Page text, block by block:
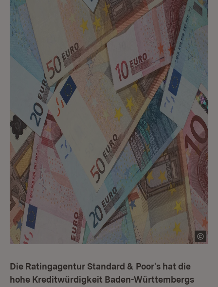
Die Ratingagentur Standard & Poor's hat die
hohe Kreditwürdigkeit Baden-Württembergs